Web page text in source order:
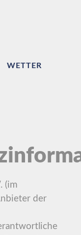
WETTER
(im
der